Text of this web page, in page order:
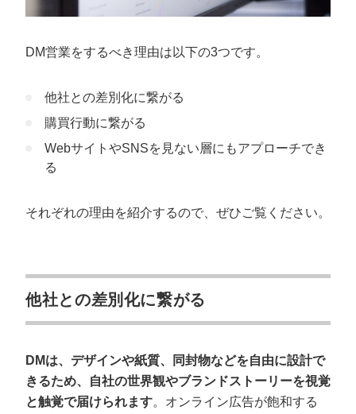
DM営業をするべき理由は以下の3つです。
他社との差別化に繋がる
購買行動に繋がる
WebサイトやSNSを見ない層にもアプローチでき
る
それぞれの理由を紹介するので、ぜひご覧ください。
他社との差別化に繋がる
DMは、デザインや紙質、同封物などを自由に設計で
きるため、自社の世界観やブランドストーリーを視覚
と触覚で届けられます。オンライン広告が飽和する